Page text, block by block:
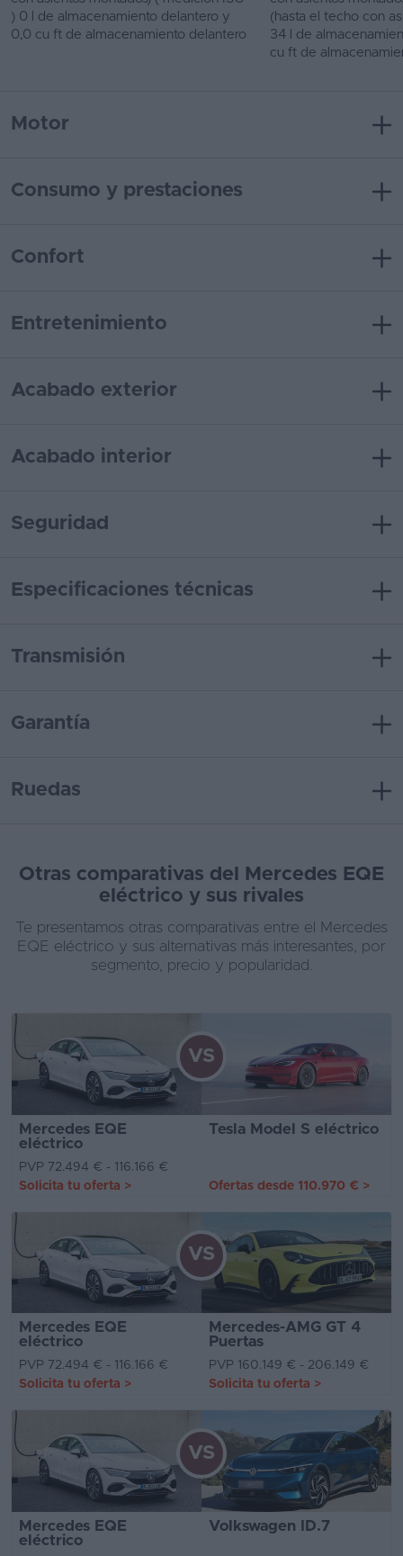
) 0 l de almacenamiento delantero y
0,0 cu ft de almacenamiento delantero
(hasta el techo con
34 l de
cu ft de
Motor
Consumo y prestaciones
Confort
Entretenimiento
Acabado exterior
Acabado interior
Seguridad
Especificaciones técnicas
Transmisión
Garantía
Ruedas
Otras comparativas del Mercedes EQE
eléctrico y sus rivales
Te presentamos otras comparativas entre el Mercedes
EQE eléctrico y sus alternativas más interesantes, por
segmento, precio y popularidad.
Mercedes EQE
eléctrico
Tesla Model S eléctrico
VS
PVP 72.494 € - 116.166 €
Solicita tu oferta > Ofertas desde 110.970 € >
Mercedes EQE
eléctrico
Mercedes-AMG GT 4
Puertas
VS
PVP 72.494 € - 116.166 €
PVP 160.149 € - 206.149 €
Solicita tu oferta > Solicita tu oferta >
Mercedes EQE
eléctrico
Volkswagen ID.7
VS